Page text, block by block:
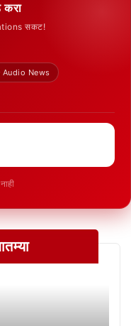
करा
सकट!
Audio News